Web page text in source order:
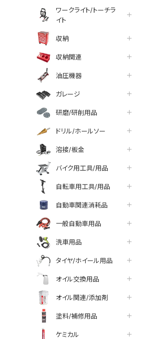
ワークライト/トーチラ
イト
収納
収納関連
油圧機器
ガレージ
研磨/研削用品
ドリル/ホールソー
溶接/板金
バイク用工具/用品
自転車用工具/用品
自動車関連消耗品
一般自動車用品
洗車用品
タイヤ/ホイール用品
オイル交換用品
オイル関連/添加剤
塗料/補修用品
ケミカル